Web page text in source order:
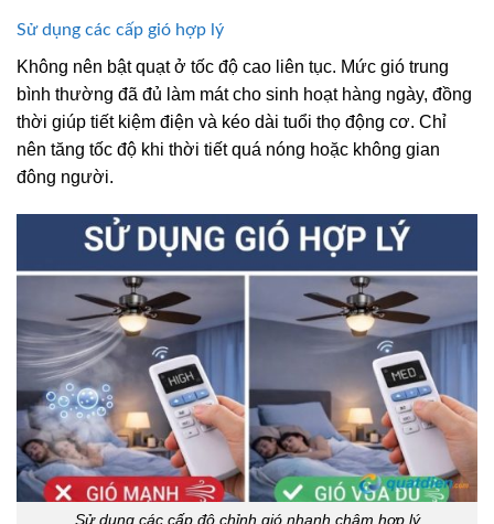
Sử dụng các cấp gió hợp lý
Không nên bật quạt ở tốc độ cao liên tục. Mức gió trung
bình thường đã đủ làm mát cho sinh hoạt hàng ngày, đồng
thời giúp tiết kiệm điện và kéo dài tuổi thọ động cơ. Chỉ
nên tăng tốc độ khi thời tiết quá nóng hoặc không gian
đông người.